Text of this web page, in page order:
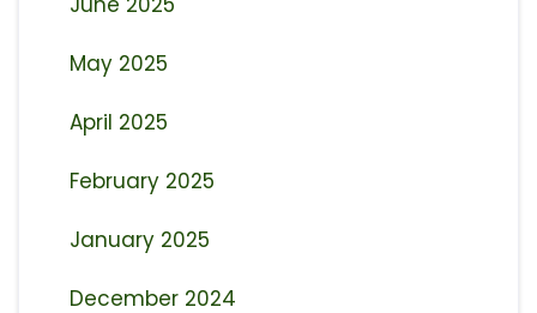
May 2025
April 2025
February 2025
January 2025
December 2024